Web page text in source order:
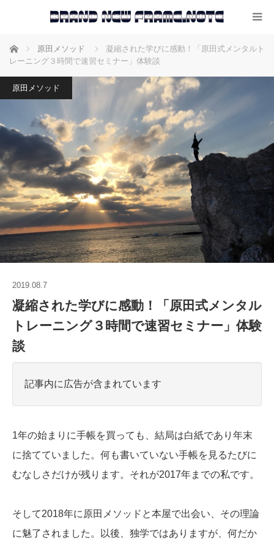
ホーム 原田メソッド
凝縮された学びに感動！「原田式メンタルト
レーニング３時間で速習セミナー」体験談
原田メソッド
2019.08.7
凝縮された学びに感動！「原田式メンタル
トレーニング３時間で速習セミナー」体験
談
記事内に広告が含まれています
1年の始まりに手帳を買っても、結局は白紙であり年末
に捨てていました。何も書いていない手帳を見るたびに
むなしさだけが残ります。それが2017年までの私です。
そして2018年に原田メソッドと本屋で出会い、その理論
に魅了されました。以後、独学ではありますが、何だか